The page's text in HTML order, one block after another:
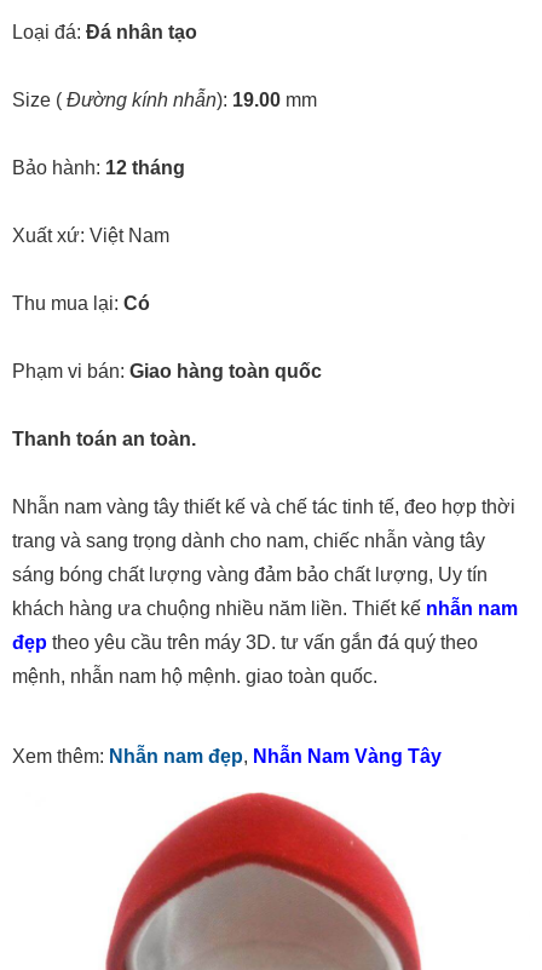
Loại đá: Đá nhân tạo
Size ( Đường kính nhẫn): 19.00 mm
Bảo hành: 12 tháng
Xuất xứ: Việt Nam
Thu mua lại: Có
Phạm vi bán: Giao hàng toàn quốc
Thanh toán an toàn.
Nhẫn nam vàng tây thiết kế và chế tác tinh tế, đeo hợp thời
trang và sang trọng dành cho nam, chiếc nhẫn vàng tây
sáng bóng chất lượng vàng đảm bảo chất lượng, Uy tín
khách hàng ưa chuộng nhiều năm liền. Thiết kế nhẫn nam
đẹp theo yêu cầu trên máy 3D. tư vấn gắn đá quý theo
mệnh, nhẫn nam hộ mệnh. giao toàn quốc.
Xem thêm: Nhẫn nam đẹp, Nhẫn Nam Vàng Tây